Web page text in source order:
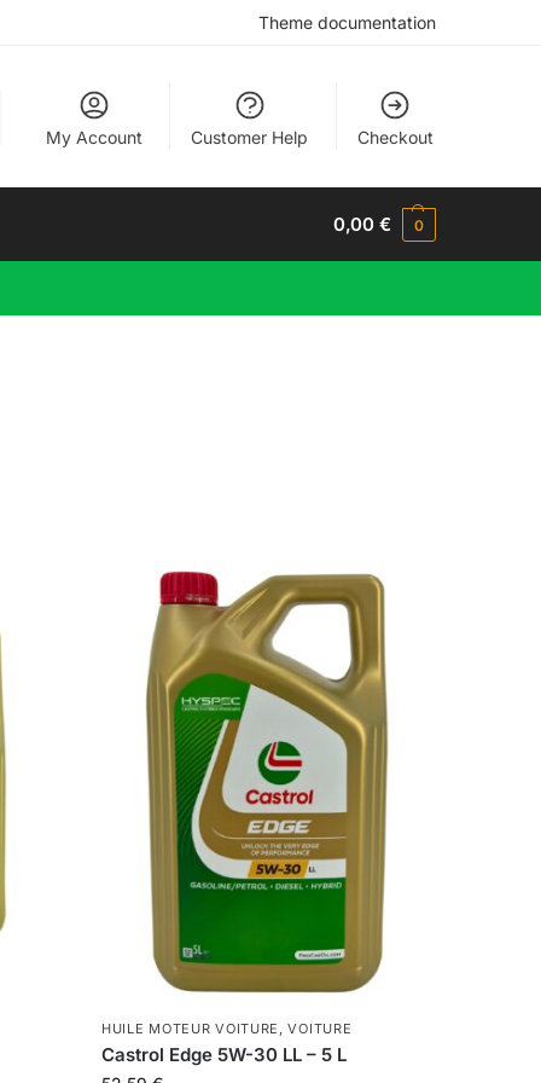
Theme documentation
My Account Customer Help Checkout
0,00€ 0
HUILE MOTEUR VOITURE ,VOITURE
Castrol Edge 5W-30 LL – 5 L